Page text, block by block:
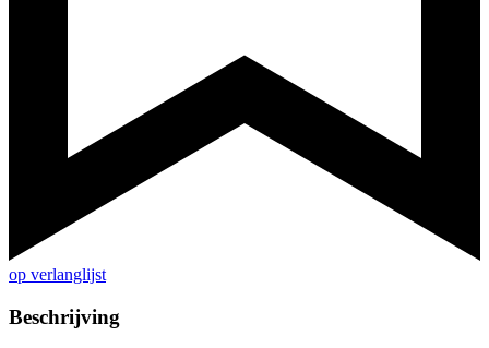
op verlanglijst
Beschrijving